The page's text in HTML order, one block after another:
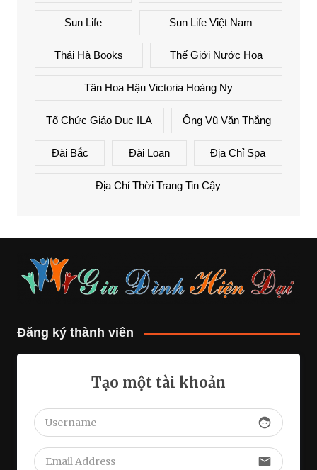
Sun Life Sun Life Việt Nam
Thái Hà Books Thế Giới Nước Hoa
Tân Hoa Hậu Victoria Hoàng Ny
Tổ Chức Giáo Dục ILA Ông Vũ Văn Thắng
Đài Bắc Đài Loan Địa Chỉ Spa
Địa Chỉ Thời Trang Tin Cậy
Đăng ký thành viên
Tạo một tài khoản
face
email